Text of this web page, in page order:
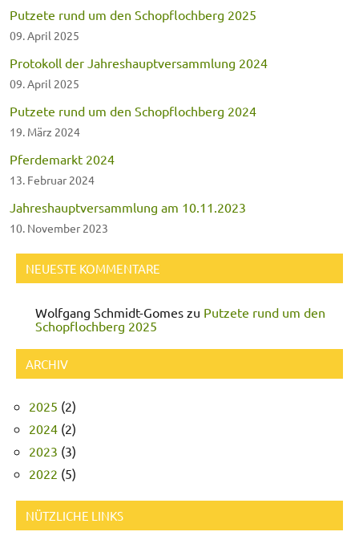
Putzete rund um den Schopflochberg 2025
09. April 2025
Protokoll der Jahreshauptversammlung 2024
09. April 2025
Putzete rund um den Schopflochberg 2024
19. März 2024
Pferdemarkt 2024
13. Februar 2024
Jahreshauptversammlung am 10.11.2023
10. November 2023
NEUESTE KOMMENTARE
Wolfgang Schmidt-Gomes zu Putzete rund um den
Schopflochberg 2025
ARCHIV
2025 (2)
2024 (2)
2023 (3)
2022 (5)
NÜTZLICHE LINKS